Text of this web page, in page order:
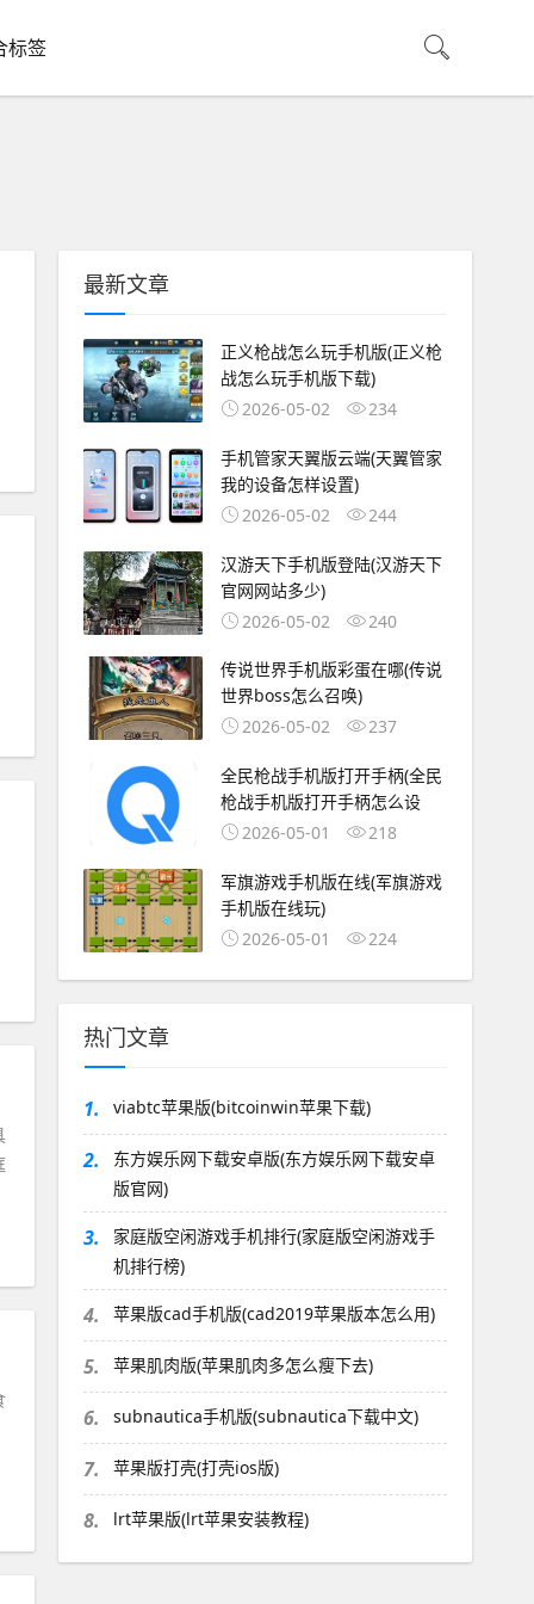
标签
最新文章
正义枪战怎么玩手机版(正义枪
战怎么玩手机版下载)
2026-05-02
234
手机管家天翼版云端(天翼管家
我的设备怎样设置)
2026-05-02
244
汉游天下手机版登陆(汉游天下
官网网站多少)
2026-05-02
240
传说世界手机版彩蛋在哪(传说
世界boss怎么召唤)
2026-05-02
237
全民枪战手机版打开手柄(全民
枪战手机版打开手柄怎么设
2026-05-01
218
军旗游戏手机版在线(军旗游戏
手机版在线玩)
2026-05-01
224
热门文章
1. viabtc苹果版(bitcoinwin苹果下载)
2.
东方娱乐网下载安卓版(东方娱乐网下载安卓
版官网)
3.
家庭版空闲游戏手机排行(家庭版空闲游戏手
机排行榜)
4. 苹果版cad手机版(cad2019苹果版本怎么用)
5. 苹果肌肉版(苹果肌肉多怎么瘦下去)
6. subnautica手机版(subnautica下载中文)
7. 苹果版打壳(打壳ios版)
8. lrt苹果版(lrt苹果安装教程)